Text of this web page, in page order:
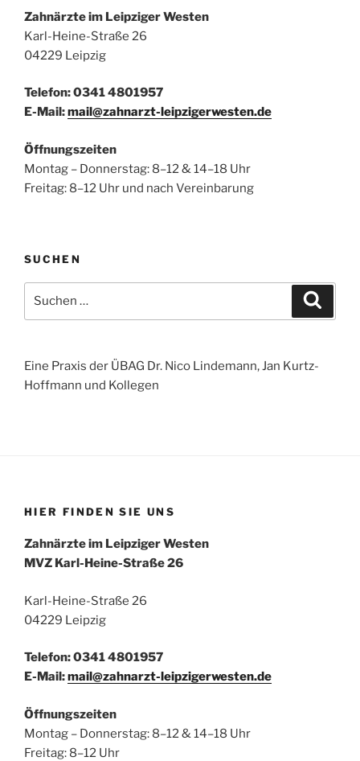
Zahnärzte im Leipziger Westen
Karl-Heine-Straße 26
04229 Leipzig
Telefon: 0341 4801957
E-Mail:mail@zahnarzt-leipzigerwesten.de
Öffnungszeiten
Montag – Donnerstag: 8–12 & 14–18 Uhr
Freitag: 8–12 Uhr und nach Vereinbarung
SUCHEN
nach:
Eine Praxis der ÜBAG Dr. Nico Lindemann, Jan Kurtz-
Hoffmann und Kollegen
HIER FINDEN SIE UNS
Zahnärzte im Leipziger Westen
MVZ Karl-Heine-Straße 26
Karl-Heine-Straße 26
04229 Leipzig
Telefon: 0341 4801957
E-Mail:mail@zahnarzt-leipzigerwesten.de
Öffnungszeiten
Montag – Donnerstag: 8–12 & 14–18 Uhr
Freitag: 8–12 Uhr